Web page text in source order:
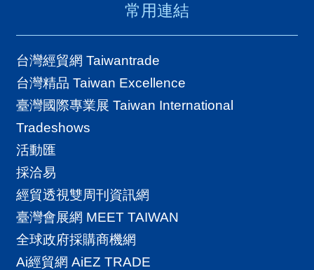
常用連結
台灣經貿網 Taiwantrade
台灣精品 Taiwan Excellence
臺灣國際專業展 Taiwan International
Tradeshows
活動匯
採洽易
經貿透視雙周刊資訊網
臺灣會展網 MEET TAIWAN
全球政府採購商機網
Ai經貿網 AiEZ TRADE